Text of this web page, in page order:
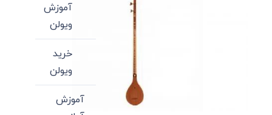
آموزش
ویولن
خرید
ویولن
آموزش